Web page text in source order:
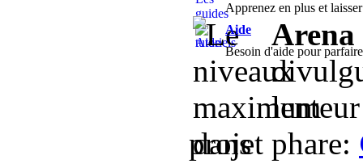
Apprenez en plus et
Aide
Besoin d'aide pour
Arena
projet phare: